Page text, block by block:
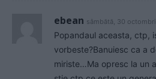
ebean sâmbătă, 30
Popandaul aceasta, ctp,
vorbeste?Banuiesc ca a
miriste…Ma opresc la un